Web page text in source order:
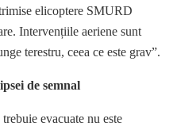
elicoptere SMURD
Intervențiile aeriene sunt
terestru, ceea ce este grav”.
de semnal
evacuate nu este